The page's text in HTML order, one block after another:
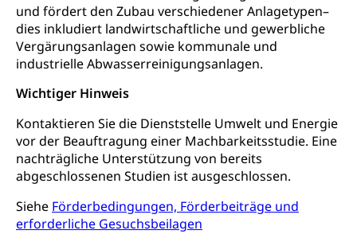
und fördert den Zubau verschiedener Anlagetypen–
dies inkludiert landwirtschaftliche und gewerbliche
Vergärungsanlagen sowie kommunale und
industrielle Abwasserreinigungsanlagen.
Wichtiger Hinweis
Kontaktieren Sie die Dienststelle Umwelt und Energie
vor der Beauftragung einer Machbarkeitsstudie. Eine
nachträgliche Unterstützung von bereits
abgeschlossenen Studien ist ausgeschlossen.
Siehe Förderbedingungen, Förderbeiträge und
erforderliche Gesuchsbeilagen
Gesundheitsmittelschule
Informatikmittelschule
Sekundarschule
Schulpflicht
Kindergarten & Basisstufe
Förderangebote
Sonderschulung
Musikschulen
Schulferien
Früherziehung
Schuldienste
Stipendien Universität Luzern unilu
Finanzielle Unterstützung für Ausbildung
Pflege HF oder Studium Pflege FH
Fachstelle Stipendien (beruf.lu.ch)
Studienbeiträge Höhere Berufsbildung
Finanzielle Unterstützung Pädagogische
Hochschule PHLU
Stipendien Hochschule Luzern hslu
Universität
Technische Hochschule, Studium,
Hochschulstudium, Universitätsstudium,
universitäre Ausbildung, akademische Ausbildung,
Hochschulbildung, Hochschule, universitäre
Hochschule, Bachelor, Master, Doktorat,
Weiterbildung, Forschung, Entwicklung,
Dienstleistungen, Hochschule Luzern,
Fachhochschule Zentralschweiz, HSLU,
Pädagogische Hochschule Luzern, PH Luzern, UniLU,
swissuniversities (Dachorganisation der Schweizer
Hochschulen)
swissuniversities
Vorschule